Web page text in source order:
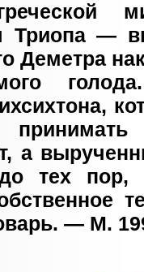
Триопа —
Деметра
а
тех пор,
— М.